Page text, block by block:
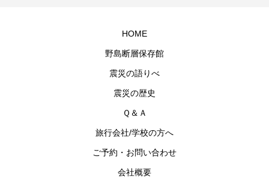
HOME
野島断層保存館
震災の語りべ
震災の歴史
Ｑ＆Ａ
旅行会社/学校の方へ
ご予約・お問い合わせ
会社概要